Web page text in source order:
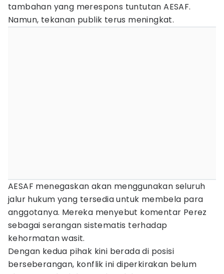
tambahan yang merespons tuntutan AESAF.
Namun, tekanan publik terus meningkat.
AESAF menegaskan akan menggunakan seluruh
jalur hukum yang tersedia untuk membela para
anggotanya. Mereka menyebut komentar Perez
sebagai serangan sistematis terhadap
kehormatan wasit.
Dengan kedua pihak kini berada di posisi
berseberangan, konflik ini diperkirakan belum